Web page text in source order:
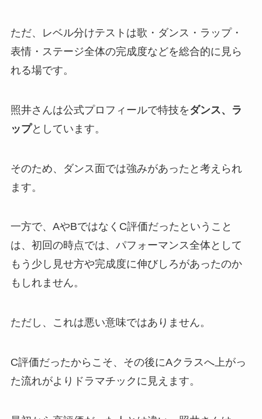
ただ、レベル分けテストは歌・ダンス・ラップ・
表情・ステージ全体の完成度などを総合的に見ら
れる場です。
照井さんは公式プロフィールで特技をダンス、ラ
ップとしています。
そのため、ダンス面では強みがあったと考えられ
ます。
一方で、AやBではなくC評価だったということ
は、初回の時点では、パフォーマンス全体として
もう少し見せ方や完成度に伸びしろがあったのか
もしれません。
ただし、これは悪い意味ではありません。
C評価だったからこそ、その後にAクラスへ上がっ
た流れがよりドラマチックに見えます。